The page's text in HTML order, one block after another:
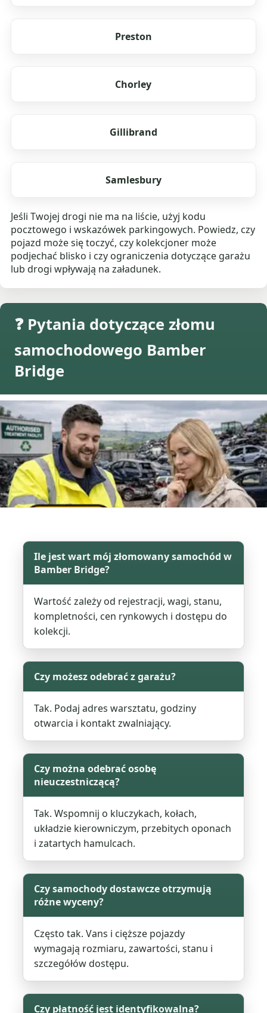
Preston
Chorley
Gillibrand
Samlesbury
Jeśli Twojej drogi nie ma na liście, użyj kodu
pocztowego i wskazówek parkingowych. Powiedz, czy
pojazd może się toczyć, czy kolekcjoner może
podjechać blisko i czy ograniczenia dotyczące garażu
lub drogi wpływają na załadunek.
❓ Pytania dotyczące złomu
samochodowego Bamber
Bridge
Ile jest wart mój złomowany samochód w
Bamber Bridge?
Wartość zależy od rejestracji, wagi, stanu,
kompletności, cen rynkowych i dostępu do
kolekcji.
Czy możesz odebrać z garażu?
Tak. Podaj adres warsztatu, godziny
otwarcia i kontakt zwalniający.
Czy można odebrać osobę
nieuczestniczącą?
Tak. Wspomnij o kluczykach, kołach,
układzie kierowniczym, przebitych oponach
i zatartych hamulcach.
Czy samochody dostawcze otrzymują
różne wyceny?
Często tak. Vans i cięższe pojazdy
wymagają rozmiaru, zawartości, stanu i
szczegółów dostępu.
Czy płatność jest identyfikowalna?